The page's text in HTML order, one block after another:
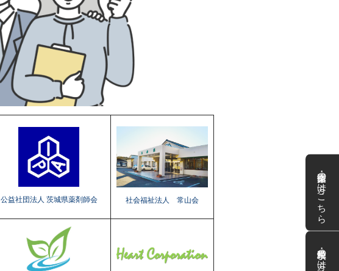
企業・団体の方はこちら
公益社団法人 茨城県薬剤師会 社会福祉法人 常山会